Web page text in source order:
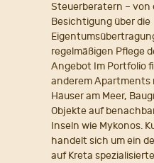
Steuerberatern – von
Besichtigung über die
regelmäßigen Pflege
Angebot Im Portfolio
anderem Apartments
Häuser am Meer,
Objekte auf
Inseln wie Mykonos.
handelt sich um ein
auf Kreta